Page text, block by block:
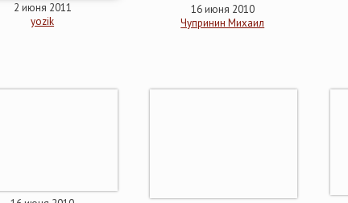
2 июня 2011
yozik
16 июня 2010
Чупринин Михаил